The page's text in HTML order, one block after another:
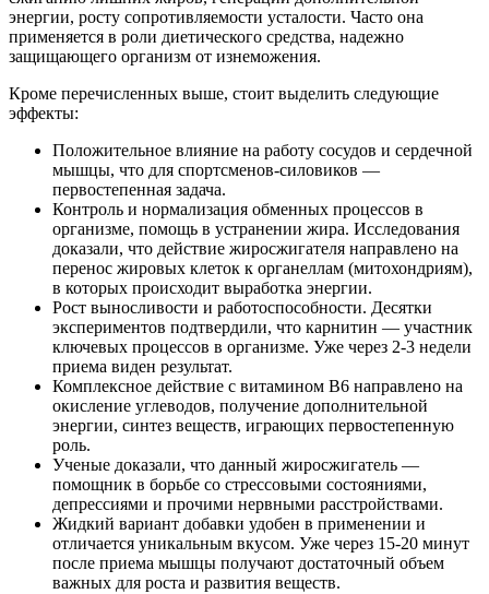
энергии, росту сопротивляемости усталости. Часто она
применяется в роли диетического средства, надежно
защищающего организм от изнеможения.
Кроме перечисленных выше, стоит выделить следующие
эффекты:
Положительное влияние на работу сосудов и сердечной
мышцы, что для спортсменов-силовиков —
первостепенная задача.
Контроль и нормализация обменных процессов в
организме, помощь в устранении жира. Исследования
доказали, что действие жиросжигателя направлено на
перенос жировых клеток к органеллам (митохондриям),
в которых происходит выработка энергии.
Рост выносливости и работоспособности. Десятки
экспериментов подтвердили, что карнитин — участник
ключевых процессов в организме. Уже через 2-3 недели
приема виден результат.
Комплексное действие с витамином B6 направлено на
окисление углеводов, получение дополнительной
энергии, синтез веществ, играющих первостепенную
роль.
Ученые доказали, что данный жиросжигатель —
помощник в борьбе со стрессовыми состояниями,
депрессиями и прочими нервными расстройствами.
Жидкий вариант добавки удобен в применении и
отличается уникальным вкусом. Уже через 15-20 минут
после приема мышцы получают достаточный объем
важных для роста и развития веществ.